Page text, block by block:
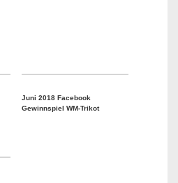
Juni 2018 Facebook
Gewinnspiel WM-Trikot